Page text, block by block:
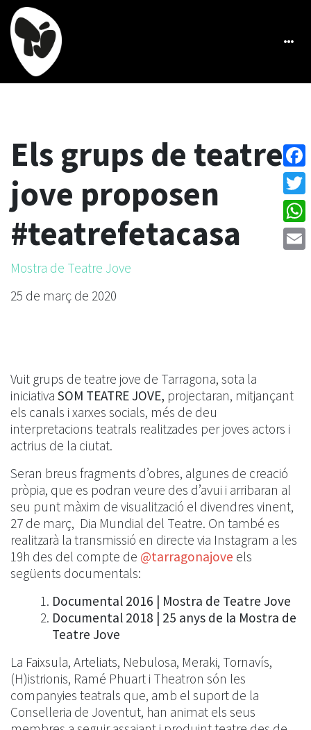
Els grups de teatre
jove proposen
#teatrefetacasa
Mostra de Teatre Jove
25 de març de 2020
Vuit grups de teatre jove de Tarragona, sota la
iniciativa SOM TEATRE JOVE, projectaran, mitjançant
els canals i xarxes socials, més de deu
interpretacions teatrals realitzades per joves actors i
actrius de la ciutat.
Seran breus fragments d’obres, algunes de creació
pròpia, que es podran veure des d’avui i arribaran al
seu punt màxim de visualització el divendres vinent,
27 de març, Dia Mundial del Teatre. On també es
realitzarà la transmissió en directe via Instagram a les
19h des del compte de @tarragonajove els
següents documentals:
Documental 2016 | Mostra de Teatre Jove
Documental 2018 | 25 anys de la Mostra de
Teatre Jove
La Faixsula, Arteliats, Nebulosa, Meraki, Tornavís,
(H)istrionis, Ramé Phuart i Theatron són les
companyies teatrals que, amb el suport de la
Conselleria de Joventut, han animat els seus